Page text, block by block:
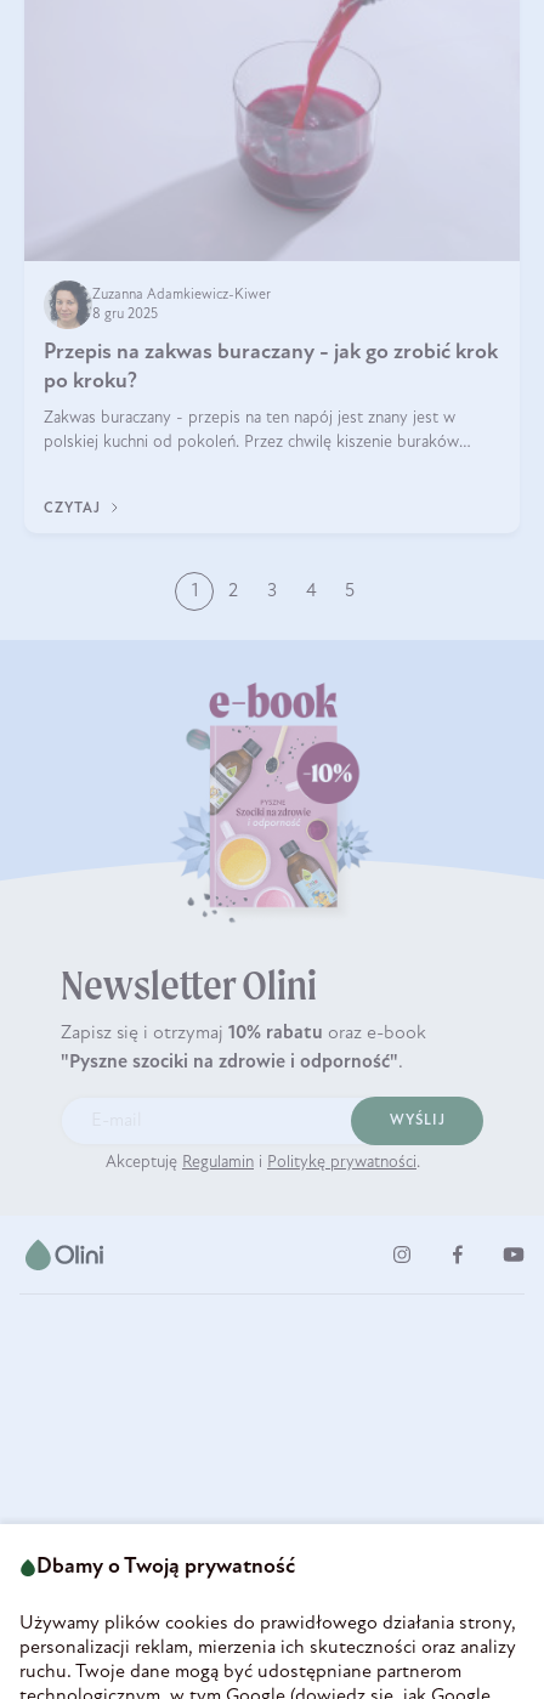
Zuzanna Adamkiewicz-Kiwer
8 gru 2025
Przepis na zakwas buraczany - jak go zrobić krok
po kroku?
Zakwas buraczany - przepis na ten napój jest znany jest w
polskiej kuchni od pokoleń. Przez chwilę kiszenie buraków
CZYTAJ
1 2 3 4 5
Newsletter Olini
Zapisz się i otrzymaj 10% rabatu oraz e-book
"Pyszne szociki na zdrowie i odporność".
WYŚLIJ
Akceptuję Regulamin i Politykę prywatności.
58-160 Świebodzice
REGON 890213034
INFORMACJE
Dbamy o Twoją prywatność
Używamy plików cookies do prawidłowego działania strony,
personalizacji reklam, mierzenia ich skuteczności oraz analizy
ruchu. Twoje dane mogą być udostępniane partnerom